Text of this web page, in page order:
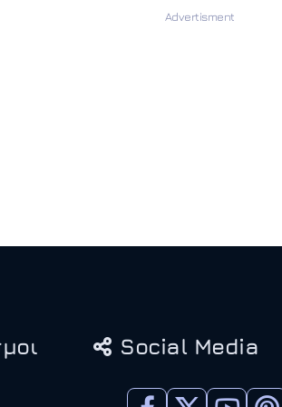
Social Media